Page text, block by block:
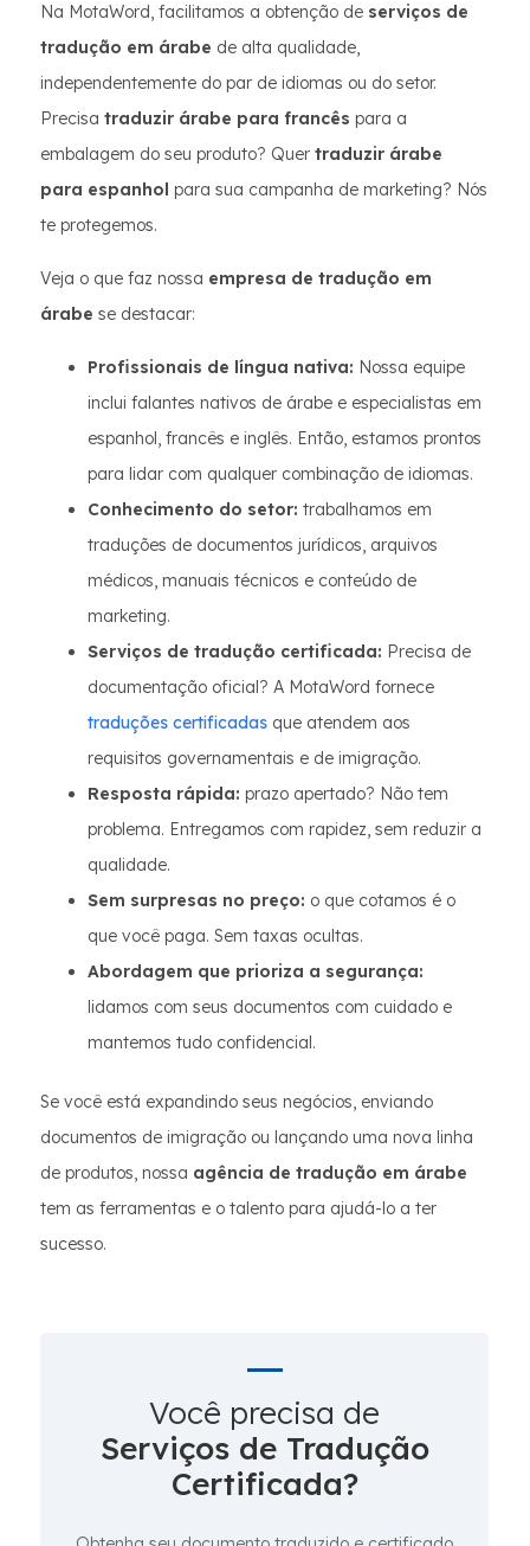
Na MotaWord, facilitamos a obtenção de serviços de
tradução em árabe de alta qualidade,
independentemente do par de idiomas ou do setor.
Precisa traduzir árabe para francês para a
embalagem do seu produto? Quer traduzir árabe
para espanhol para sua campanha de marketing? Nós
te protegemos.
Veja o que faz nossa empresa de tradução em
árabe se destacar:
Profissionais de língua nativa: Nossa equipe
inclui falantes nativos de árabe e especialistas em
espanhol, francês e inglês. Então, estamos prontos
para lidar com qualquer combinação de idiomas.
Conhecimento do setor: trabalhamos em
traduções de documentos jurídicos, arquivos
médicos, manuais técnicos e conteúdo de
marketing.
Serviços de tradução certificada: Precisa de
documentação oficial? A MotaWord fornece
traduções certificadas que atendem aos
requisitos governamentais e de imigração.
Resposta rápida: prazo apertado? Não tem
problema. Entregamos com rapidez, sem reduzir a
qualidade.
Sem surpresas no preço: o que cotamos é o
que você paga. Sem taxas ocultas.
Abordagem que prioriza a segurança:
lidamos com seus documentos com cuidado e
mantemos tudo confidencial.
Se você está expandindo seus negócios, enviando
documentos de imigração ou lançando uma nova linha
de produtos, nossa agência de tradução em árabe
tem as ferramentas e o talento para ajudá-lo a ter
sucesso.
Você precisa de
Serviços de Tradução
Certificada?